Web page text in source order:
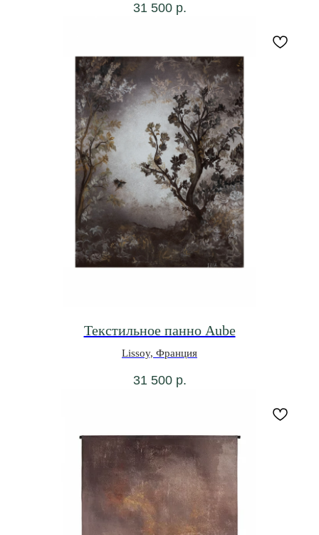
31 500 р.
Текстильное панно Aube
Lissoy, Франция
31 500 р.